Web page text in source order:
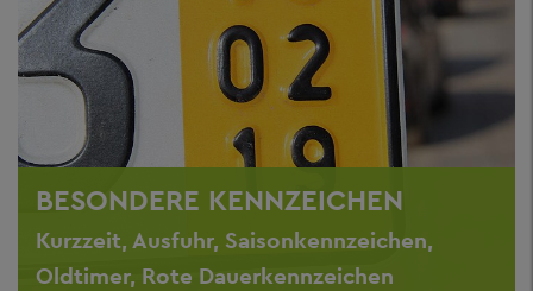
BESONDERE KENNZEICHEN
Kurzzeit, Ausfuhr, Saisonkennzeichen,
Oldtimer, Rote Dauerkennzeichen